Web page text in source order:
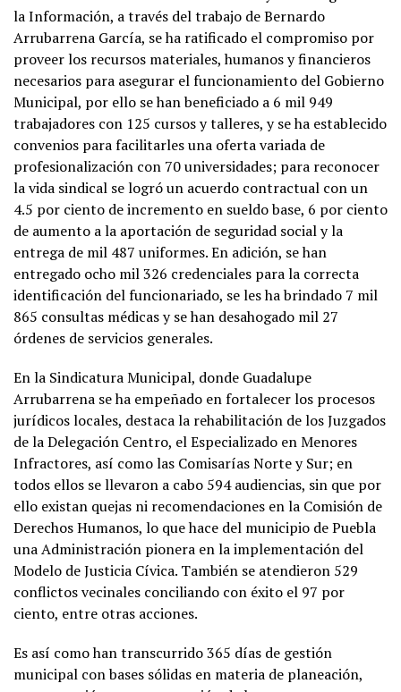
la Información, a través del trabajo de Bernardo
Arrubarrena García, se ha ratificado el compromiso por
proveer los recursos materiales, humanos y financieros
necesarios para asegurar el funcionamiento del Gobierno
Municipal, por ello se han beneficiado a 6 mil 949
trabajadores con 125 cursos y talleres, y se ha establecido
convenios para facilitarles una oferta variada de
profesionalización con 70 universidades; para reconocer
la vida sindical se logró un acuerdo contractual con un
4.5 por ciento de incremento en sueldo base, 6 por ciento
de aumento a la aportación de seguridad social y la
entrega de mil 487 uniformes. En adición, se han
entregado ocho mil 326 credenciales para la correcta
identificación del funcionariado, se les ha brindado 7 mil
865 consultas médicas y se han desahogado mil 27
órdenes de servicios generales.
En la Sindicatura Municipal, donde Guadalupe
Arrubarrena se ha empeñado en fortalecer los procesos
jurídicos locales, destaca la rehabilitación de los Juzgados
de la Delegación Centro, el Especializado en Menores
Infractores, así como las Comisarías Norte y Sur; en
todos ellos se llevaron a cabo 594 audiencias, sin que por
ello existan quejas ni recomendaciones en la Comisión de
Derechos Humanos, lo que hace del municipio de Puebla
una Administración pionera en la implementación del
Modelo de Justicia Cívica. También se atendieron 529
conflictos vecinales conciliando con éxito el 97 por
ciento, entre otras acciones.
Es así como han transcurrido 365 días de gestión
municipal con bases sólidas en materia de planeación,